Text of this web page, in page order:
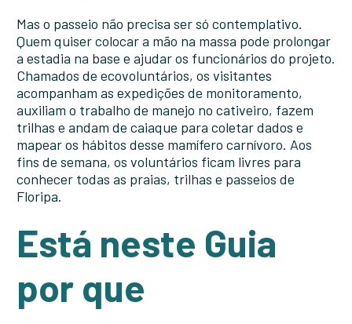
Mas o passeio não precisa ser só contemplativo.
Quem quiser colocar a mão na massa pode prolongar
a estadia na base e ajudar os funcionários do projeto.
Chamados de ecovoluntários, os visitantes
acompanham as expedições de monitoramento,
auxiliam o trabalho de manejo no cativeiro, fazem
trilhas e andam de caiaque para coletar dados e
mapear os hábitos desse mamífero carnívoro. Aos
fins de semana, os voluntários ficam livres para
conhecer todas as praias, trilhas e passeios de
Floripa.
Está neste Guia
por que